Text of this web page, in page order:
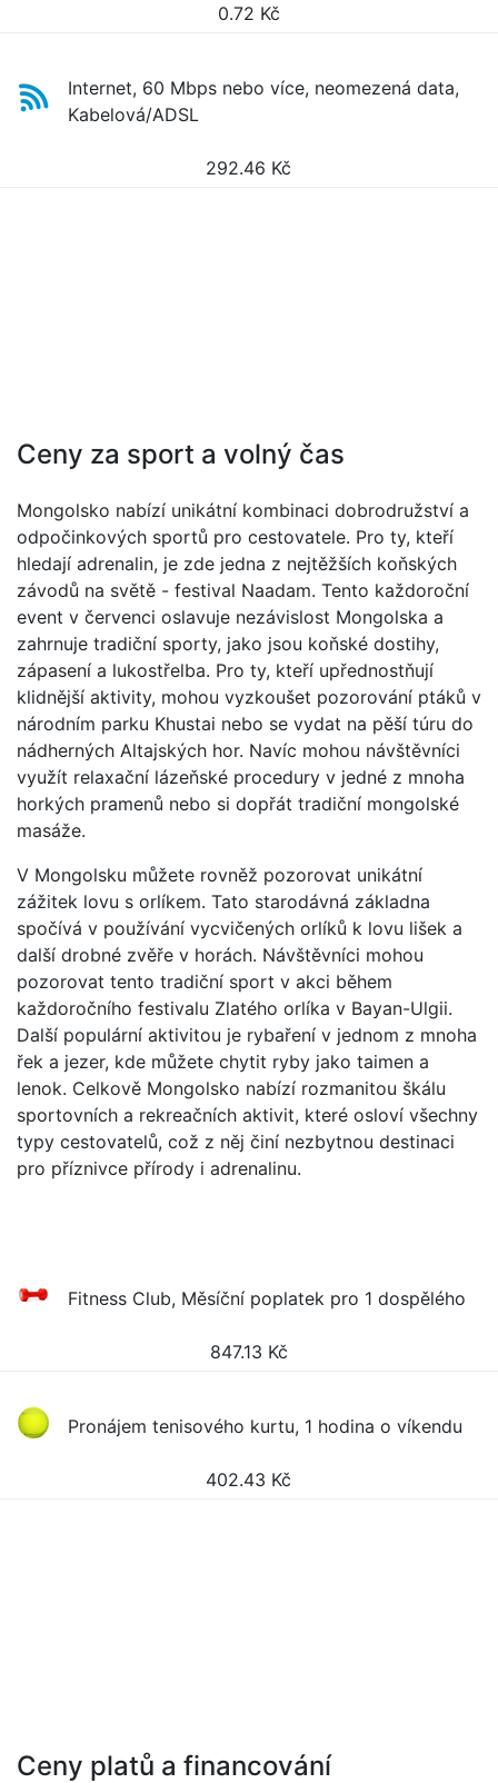
0.72 Kč
Internet, 60 Mbps nebo více, neomezená data,
Kabelová/ADSL
292.46 Kč
Ceny za sport a volný čas
Mongolsko nabízí unikátní kombinaci dobrodružství a
odpočinkových sportů pro cestovatele. Pro ty, kteří
hledají adrenalin, je zde jedna z nejtěžších koňských
závodů na světě - festival Naadam. Tento každoroční
event v červenci oslavuje nezávislost Mongolska a
zahrnuje tradiční sporty, jako jsou koňské dostihy,
zápasení a lukostřelba. Pro ty, kteří upřednostňují
klidnější aktivity, mohou vyzkoušet pozorování ptáků v
národním parku Khustai nebo se vydat na pěší túru do
nádherných Altajských hor. Navíc mohou návštěvníci
využít relaxační lázeňské procedury v jedné z mnoha
horkých pramenů nebo si dopřát tradiční mongolské
masáže.
V Mongolsku můžete rovněž pozorovat unikátní
zážitek lovu s orlíkem. Tato starodávná základna
spočívá v používání vycvičených orlíků k lovu lišek a
další drobné zvěře v horách. Návštěvníci mohou
pozorovat tento tradiční sport v akci během
každoročního festivalu Zlatého orlíka v Bayan-Ulgii.
Další populární aktivitou je rybaření v jednom z mnoha
řek a jezer, kde můžete chytit ryby jako taimen a
lenok. Celkově Mongolsko nabízí rozmanitou škálu
sportovních a rekreačních aktivit, které osloví všechny
typy cestovatelů, což z něj činí nezbytnou destinaci
pro příznivce přírody i adrenalinu.
Fitness Club, Měsíční poplatek pro 1 dospělého
847.13 Kč
Pronájem tenisového kurtu, 1 hodina o víkendu
402.43 Kč
Ceny platů a financování